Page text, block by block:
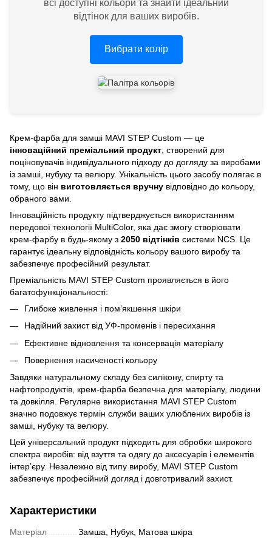
всі доступні кольори та знайти ідеальний
відтінок для ваших виробів.
Вибрати колір
Крем-фарба для замші MAVI STEP Custom — це
інноваційний преміальний продукт , створений для
поціновувачів індивідуального підходу до догляду за виробами
із замші, нубуку та велюру. Унікальність цього засобу полягає в
тому, що він виготовляється вручну відповідно до кольору,
обраного вами.
Інноваційність продукту підтверджується використанням
передової технології MultiColor, яка дає змогу створювати
крем-фарбу в будь-якому з 2050 відтінків системи NCS. Це
гарантує ідеальну відповідність кольору вашого виробу та
забезпечує професійний результат.
Преміальність MAVI STEP Custom проявляється в його
багатофункціональності:
Глибоке живлення і пом’якшення шкіри
Надійний захист від УФ-променів і пересихання
Ефективне відновлення та консервація матеріалу
Повернення насиченості кольору
Завдяки натуральному складу без силікону, спирту та
нафтопродуктів, крем-фарба безпечна для матеріалу, людини
та довкілля. Регулярне використання MAVI STEP Custom
значно подовжує термін служби ваших улюблених виробів із
замші, нубуку та велюру.
Цей універсальний продукт підходить для обробки широкого
спектра виробів: від взуття та одягу до аксесуарів і елементів
інтер’єру. Незалежно від типу виробу, MAVI STEP Custom
забезпечує професійний догляд і довготривалий захист.
Характеристики
Матеріал Замша, Нубук, Матова шкіра